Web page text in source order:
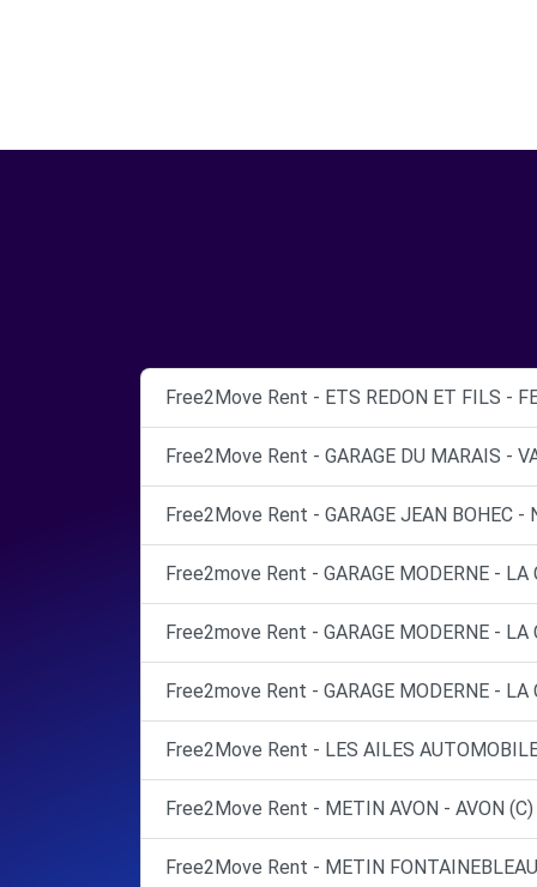
Free2Move Rent - ETS REDON ET FILS -
Free2Move Rent - GARAGE DU MARAIS -
Free2Move Rent - GARAGE JEAN BOHEC -
Free2move Rent - GARAGE MODERNE - LA
Free2move Rent - GARAGE MODERNE - LA
Free2move Rent - GARAGE MODERNE - LA
Free2Move Rent - LES AILES
Free2Move Rent - METIN AVON - AVON (C)
Free2Move Rent - METIN